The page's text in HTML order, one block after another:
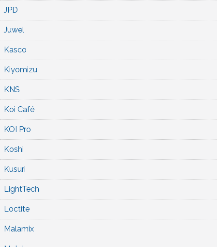
JPD
Juwel
Kasco
Kiyomizu
KNS
Koi Café
KOI Pro
Koshi
Kusuri
LightTech
Loctite
Malamix